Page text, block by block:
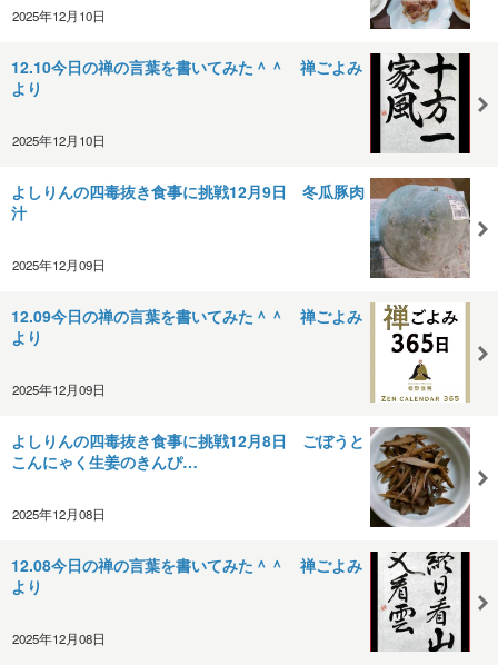
2025年12月10日
12.10今日の禅の言葉を書いてみた＾＾ 禅ごよみ
より
2025年12月10日
よしりんの四毒抜き食事に挑戦12月9日 冬瓜豚肉
汁
2025年12月09日
12.09今日の禅の言葉を書いてみた＾＾ 禅ごよみ
より
2025年12月09日
よしりんの四毒抜き食事に挑戦12月8日 ごぼうと
こんにゃく生姜のきんぴ…
2025年12月08日
12.08今日の禅の言葉を書いてみた＾＾ 禅ごよみ
より
2025年12月08日